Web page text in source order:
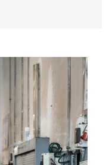
Kaip